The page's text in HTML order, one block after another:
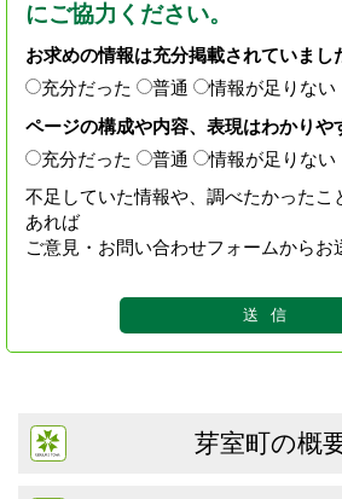
にご協力ください。
お求めの情報は充分掲載されていまし
充分だった
普通
情報が足りない
ページの構成や内容、表現はわかりや
充分だった
普通
情報が足りない
不足していた情報や、調べたかったこ
あれば
ご意見・お問い合わせフォームからお
芽室町の概